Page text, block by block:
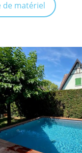
de matériel